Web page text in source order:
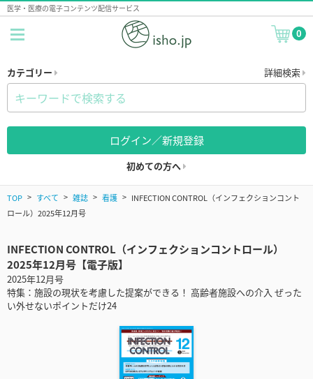
医学・医療の電子コンテンツ配信サービス
0
カテゴリー 詳細検索
ログイン／新規登録
初めての方へ
TOP すべて 雑誌 看護
INFECTION CONTROL（インフェクションコント
ロール）2025年12月号
INFECTION CONTROL（インフェクションコントロール）
2025年12月号【電子版】
2025年12月号
特集：施設の現状を考慮した提案ができる！ 高齢者施設への介入 ぜった
い外せないポイントだけ24